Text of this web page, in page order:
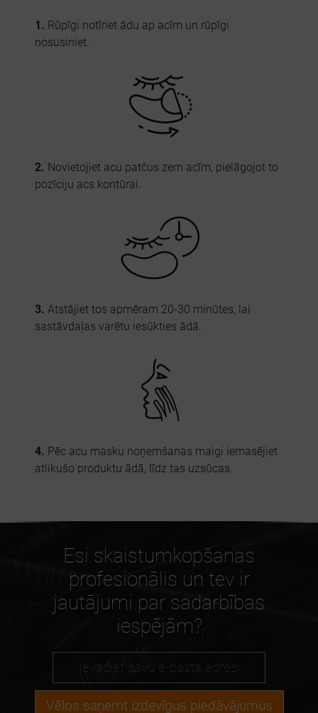
1. Rūpīgi notīriet ādu ap acīm un rūpīgi
nosusiniet.
2. Novietojiet acu patčus zem acīm, pielāgojot to
pozīciju acs kontūrai.
3. Atstājiet tos apmēram 20-30 minūtes, lai
sastāvdaļas varētu iesūkties ādā.
4. Pēc acu masku noņemšanas maigi iemasējiet
atlikušo produktu ādā, līdz tas uzsūcas.
Esi skaistumkopšanas
profesionālis un tev ir
jautājumi par sadarbības
iespējām?
Vēlos saņemt izdevīgus piedāvājumus